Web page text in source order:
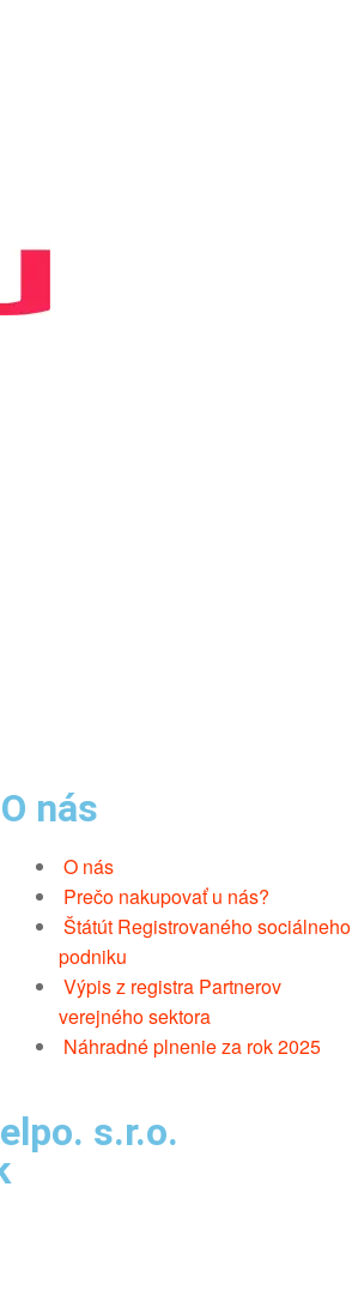
O nás
O nás
Prečo nakupovať u nás?
Štátút Registrovaného sociálneho
podniku
Výpis z registra Partnerov
verejného sektora
Náhradné plnenie za rok 2025
s.r.o.